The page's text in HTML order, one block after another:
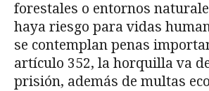
forestales o entornos
haya riesgo para vidas
se contemplan penas
artículo 352, la horquilla va
prisión, además de multas